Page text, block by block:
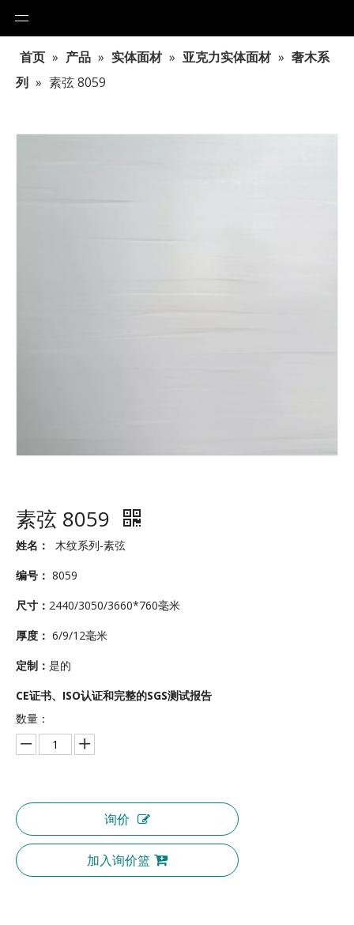
首页 » 产品 » 实体面材 » 亚克力实体面材 » 奢木系
列 » 素弦 8059
素弦 8059
姓名：
木纹系列-素弦
编号： 8059
尺寸： 2440/3050/3660*760毫米
厚度： 6/9/12毫米
定制： 是的
CE证书、ISO认证和完整的SGS测试报告
数量：
询价
加入询价篮